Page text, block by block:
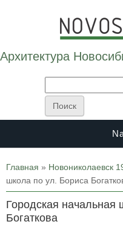
Архитектура
Вы здесь
Главная » Новониколаевск
школа по ул. Бориса
Городская начальная
Богаткова